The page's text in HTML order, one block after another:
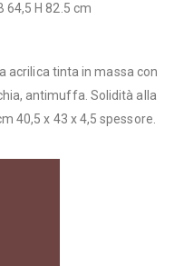
64,5 H 82.5 cm
acrilica tinta in massa con
antimuffa. Solidità alla
40,5 x 43 x 4,5 spessore.